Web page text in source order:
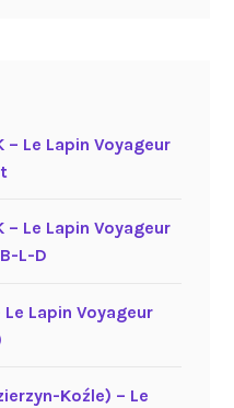
– Le Lapin Voyageur
– Le Lapin Voyageur
L-D
Lapin Voyageur
Koźle) – Le